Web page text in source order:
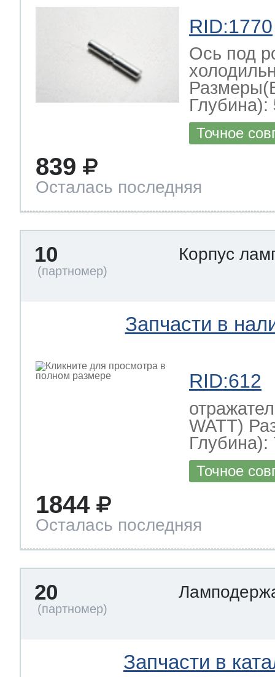
RID:1770
Ось под
Глубина):
Точное
839
Осталась последняя
10 Корпус
Запчасти в
RID:612
WATT)
Глубина):
Точное
1844
Осталась последняя
20
Запчасти в